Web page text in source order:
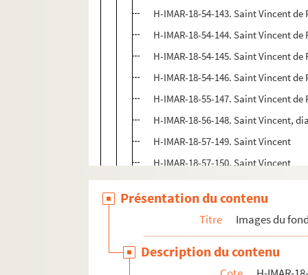
H-IMAR-18-54-143. Saint Vincent de
H-IMAR-18-54-144. Saint Vincent de
H-IMAR-18-54-145. Saint Vincent de
H-IMAR-18-54-146. Saint Vincent de
H-IMAR-18-55-147. Saint Vincent de
H-IMAR-18-56-148. Saint Vincent,
H-IMAR-18-57-149. Saint Vincent
H-IMAR-18-57-150. Saint Vincent
H-IMAR-18-57-151. Saint Vincent
H-IMAR-18-57-152. Saint Vincent
H-IMAR-18-57-153. Saint Vincent
H-IMAR-18-57-154. Saint Vincent
H-IMAR-18-58-155. Saint Vincent
Présentation du contenu
Titre Images du
Description du contenu